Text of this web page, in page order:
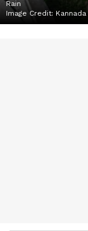
Rain
Image Credit: